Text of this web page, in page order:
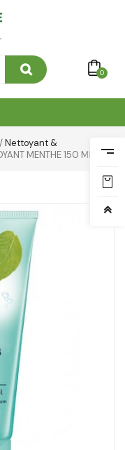
0
/Nettoyant &
MENTHE 150 ML